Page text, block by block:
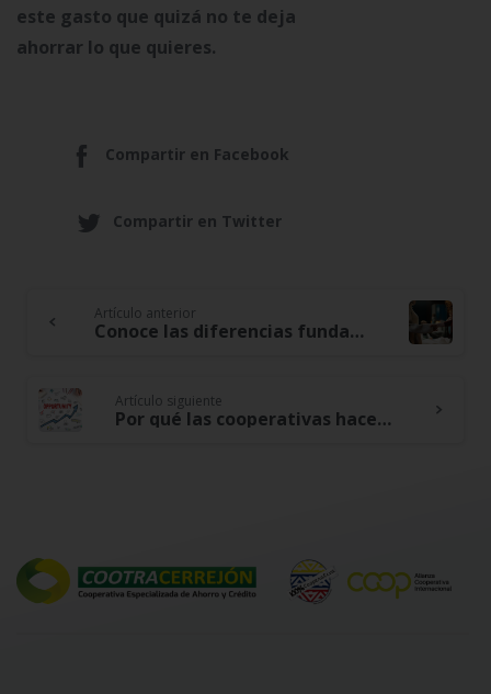
este gasto que quizá no te deja
ahorrar lo que quieres.
Compartir en Facebook
Compartir en Twitter
Continue
Reading
Artículo anterior
Conoce las diferencias fundamentales entre bancos y cooperativas
Artículo siguiente
Por qué las cooperativas hacen un mundo mejor